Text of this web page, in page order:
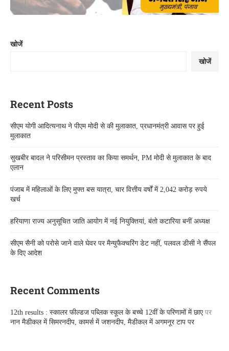
खोजें
खोजें
Recent Posts
सीएम योगी आदित्यनाथ ने पीएम मोदी से की मुलाकात, प्रधानमंत्री आवास पर हुई
मुलाकात
सुखबीर बादल ने परिसीमन प्रस्ताव का किया समर्थन, PM मोदी से मुलाकात के बाद
एलान
पंजाब में महिलाओं के लिए मुफ्त बस यात्रा, चार वित्तीय वर्षों में 2,042 करोड़ रुपये
खर्च
हरियाणा राज्य अनुसूचित जाति आयोग में नई नियुक्तियां, बंतो कटारिया बनीं अध्यक्ष
सीएम सैनी को परोसे जाने वाले घेवर पर मैन्युफैक्चरिंग डेट नहीं, पलवल डीसी ने सैंपल
के दिए आदेश
Recent Comments
12th results : स्कालर फील्डज पब्लिक स्कूल के बच्चे 12वीं के परिणामों में छाएपर
नान मैडीकल में सिमरनदीप, कामर्स में जशनदीप, मैडीकल में अगमनूर टाप पर